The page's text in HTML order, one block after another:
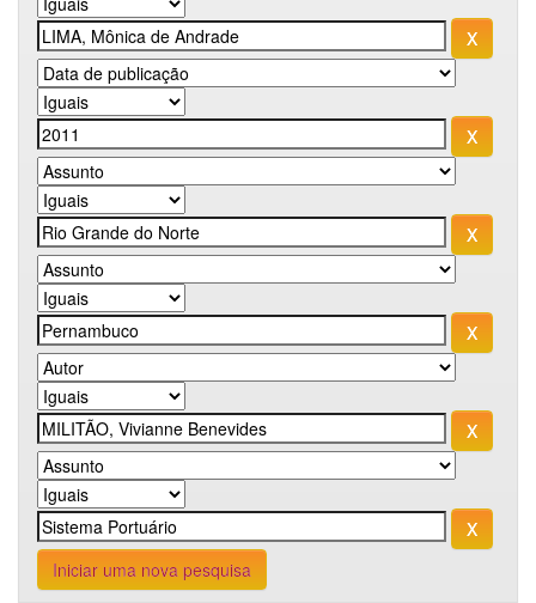
Iniciar uma nova pesquisa